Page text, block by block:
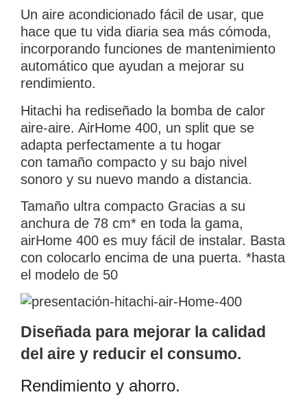
Un aire acondicionado fácil de usar, que
hace que tu vida diaria sea más cómoda,
incorporando funciones de mantenimiento
automático que ayudan a mejorar su
rendimiento.
Hitachi ha rediseñado la bomba de calor
aire-aire. AirHome 400, un split que se
adapta perfectamente a tu hogar
con tamaño compacto y su bajo nivel
sonoro y su nuevo mando a distancia.
Tamaño ultra compacto Gracias a su
anchura de 78 cm* en toda la gama,
airHome 400 es muy fácil de instalar. Basta
con colocarlo encima de una puerta. *hasta
el modelo de 50
Diseñada para mejorar la calidad
del aire y reducir el consumo.
Rendimiento y ahorro.